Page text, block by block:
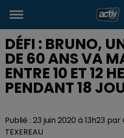
DÉFI : BRUNO,
DE 60 ANS VA
ENTRE 10 ET 12
PENDANT 18
Publié : 23 juin 2020 à 13h23
TEXEREAU